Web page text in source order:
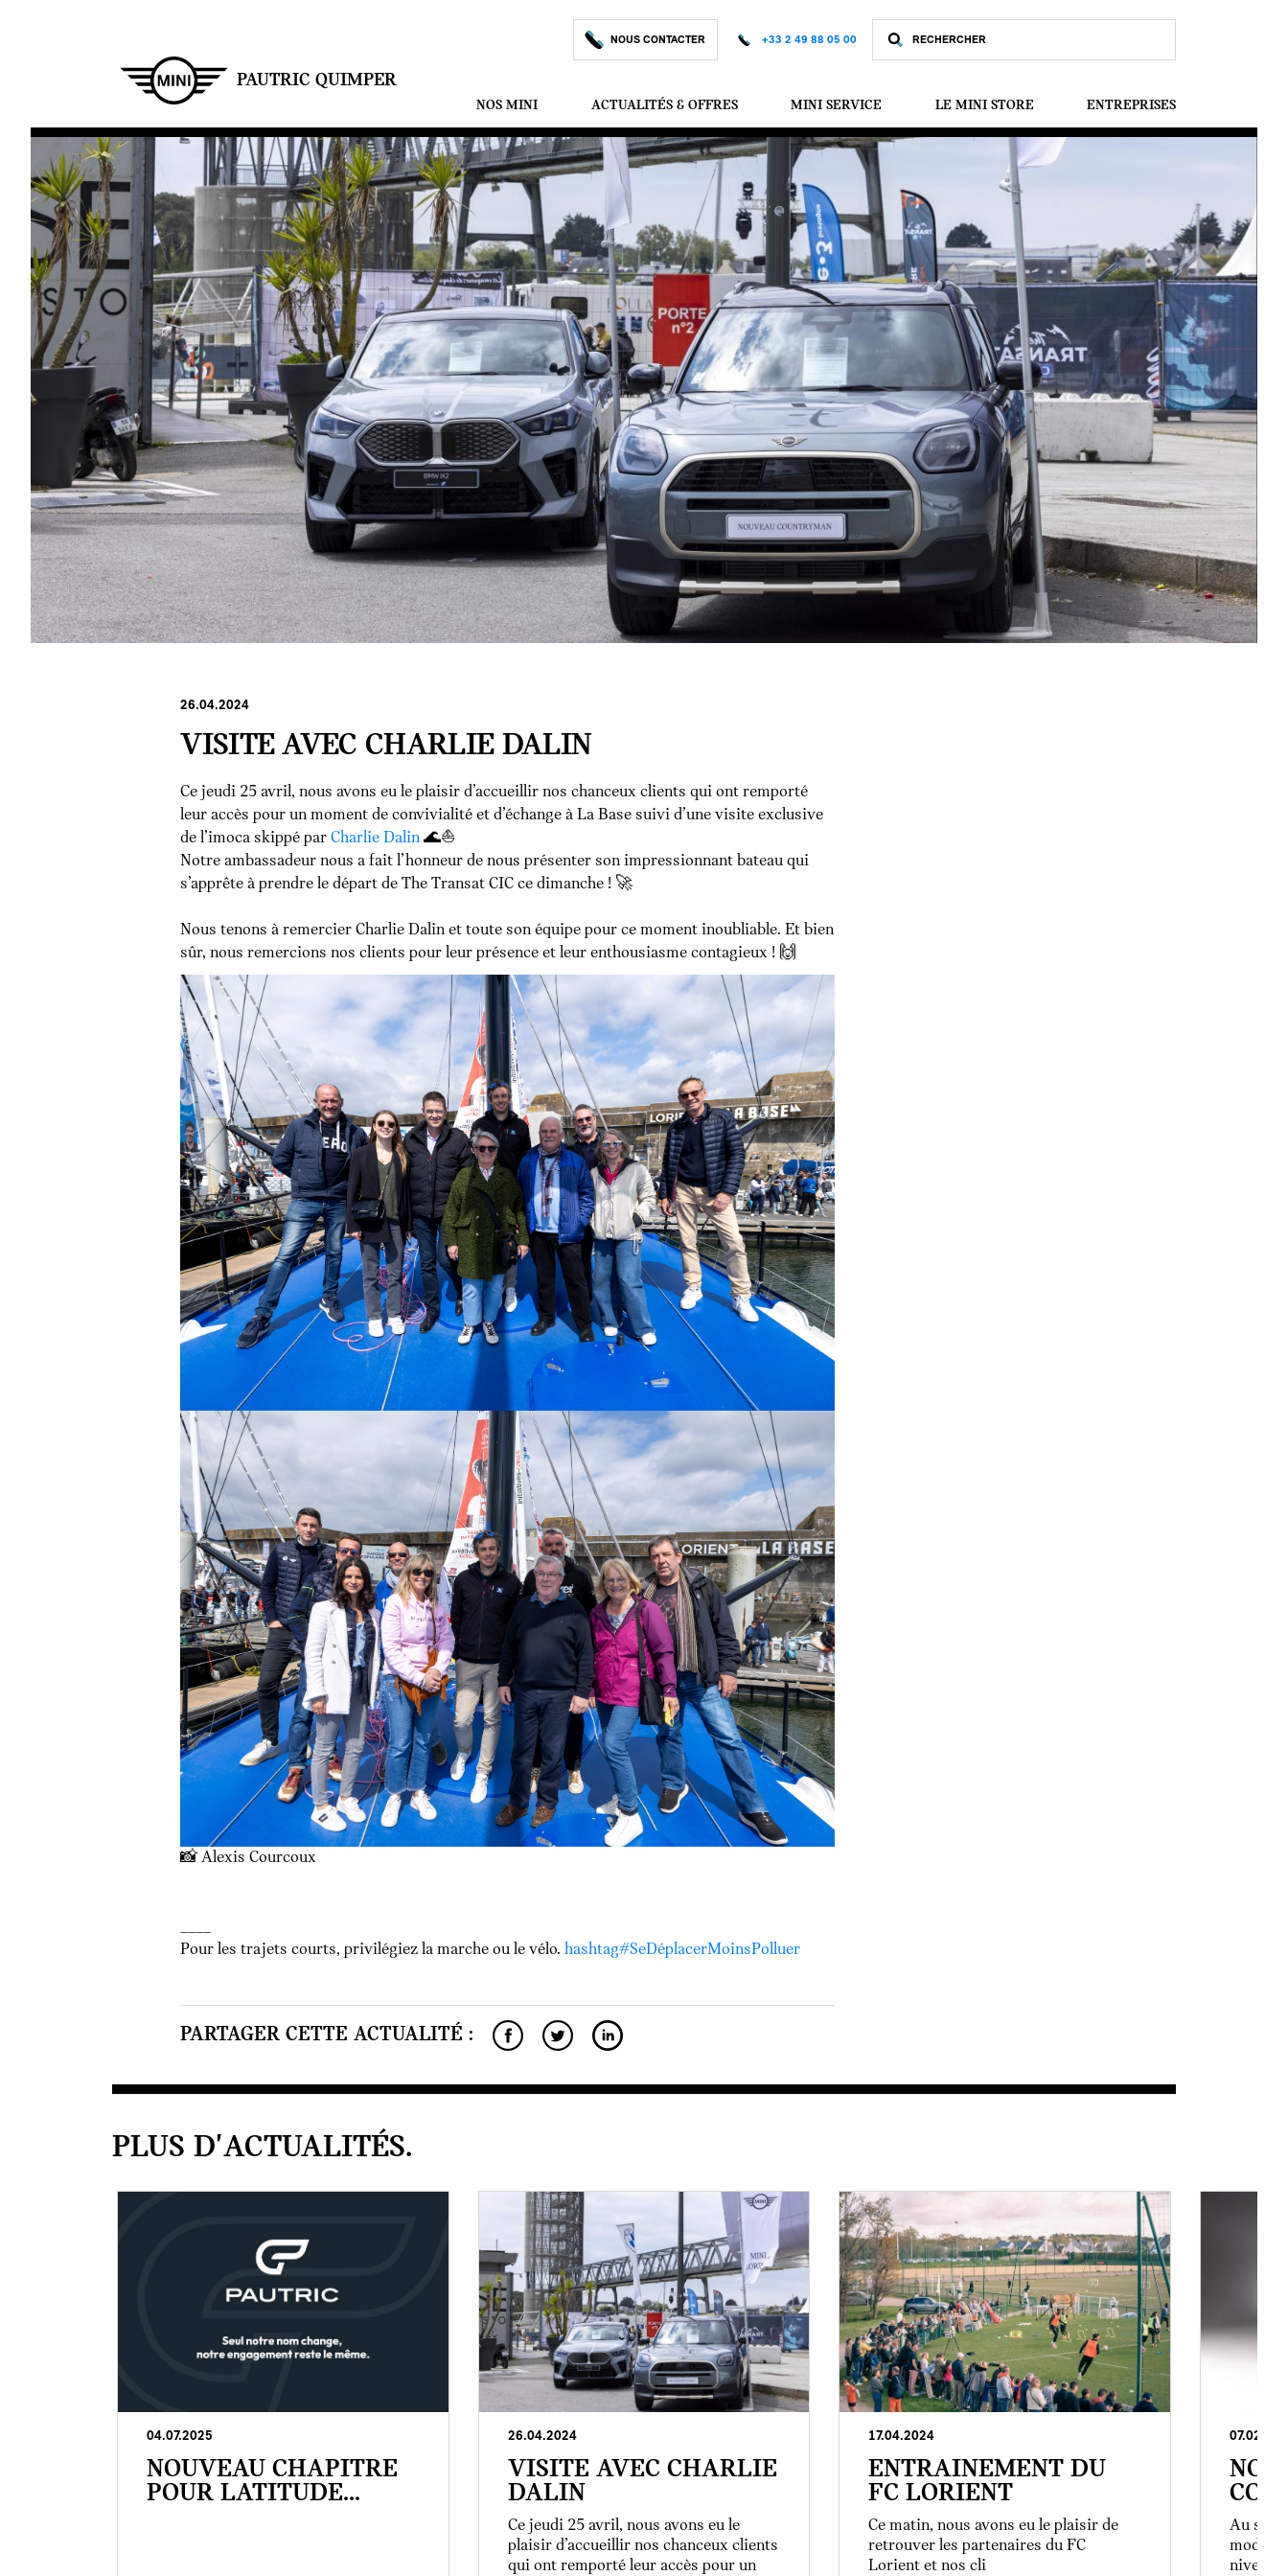
PAUTRIC QUIMPER
NOUS CONTACTER +33 2 49 88 05 00
NOS MINI ACTUALITÉS & OFFRES MINI SERVICE LE MINI STORE ENTREPRISES
26.04.2024
VISITE AVEC CHARLIE DALIN
Ce jeudi 25 avril, nous avons eu le plaisir d’accueillir nos chanceux clients qui ont remporté
leur accès pour un moment de convivialité et d’échange à La Base suivi d’une visite exclusive
de l’imoca skippé parCharlie Dalin 🌊⛵
Notre ambassadeur nous a fait l’honneur de nous présenter son impressionnant bateau qui
s’apprête à prendre le départ de The Transat CIC ce dimanche ! 🚀
Nous tenons à remercier Charlie Dalin et toute son équipe pour ce moment inoubliable. Et bien
sûr, nous remercions nos clients pour leur présence et leur enthousiasme contagieux ! 🙌
📸 Alexis Courcoux
Pour les trajets courts, privilégiez la marche ou le vélo.hashtag#SeDéplacerMoinsPolluer
PARTAGER CETTE ACTUALITÉ :
PLUS D'ACTUALITÉS.
04.07.2025
NOUVEAU CHAPITRE
POUR LATITUDE...
26.04.2024
VISITE AVEC CHARLIE
DALIN
Ce jeudi 25 avril, nous avons eu le
plaisir d’accueillir nos chanceux clients
qui ont remporté leur accès pour un
17.04.2024
ENTRAINEMENT DU
FC LORIENT
Ce matin, nous avons eu le plaisir de
retrouver les partenaires du FC
Lorient et nos cli
Au sein
niveaux